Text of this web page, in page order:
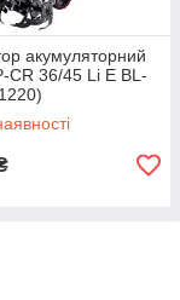
акумуляторний
CR 36/45 Li E BL-